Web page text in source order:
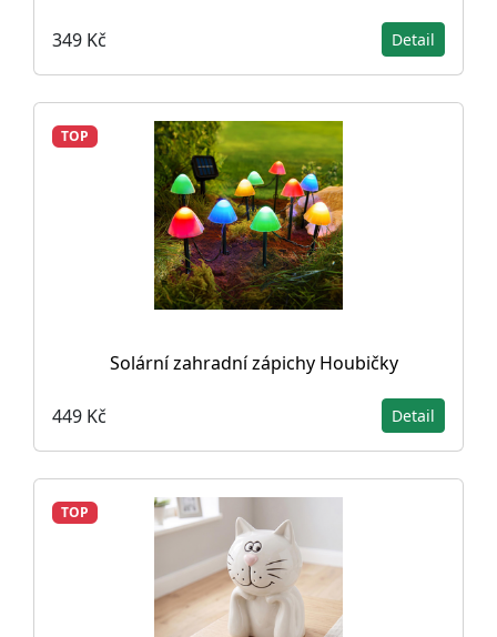
349 Kč Detail
TOP
Solární zahradní zápichy Houbičky
449 Kč Detail
TOP